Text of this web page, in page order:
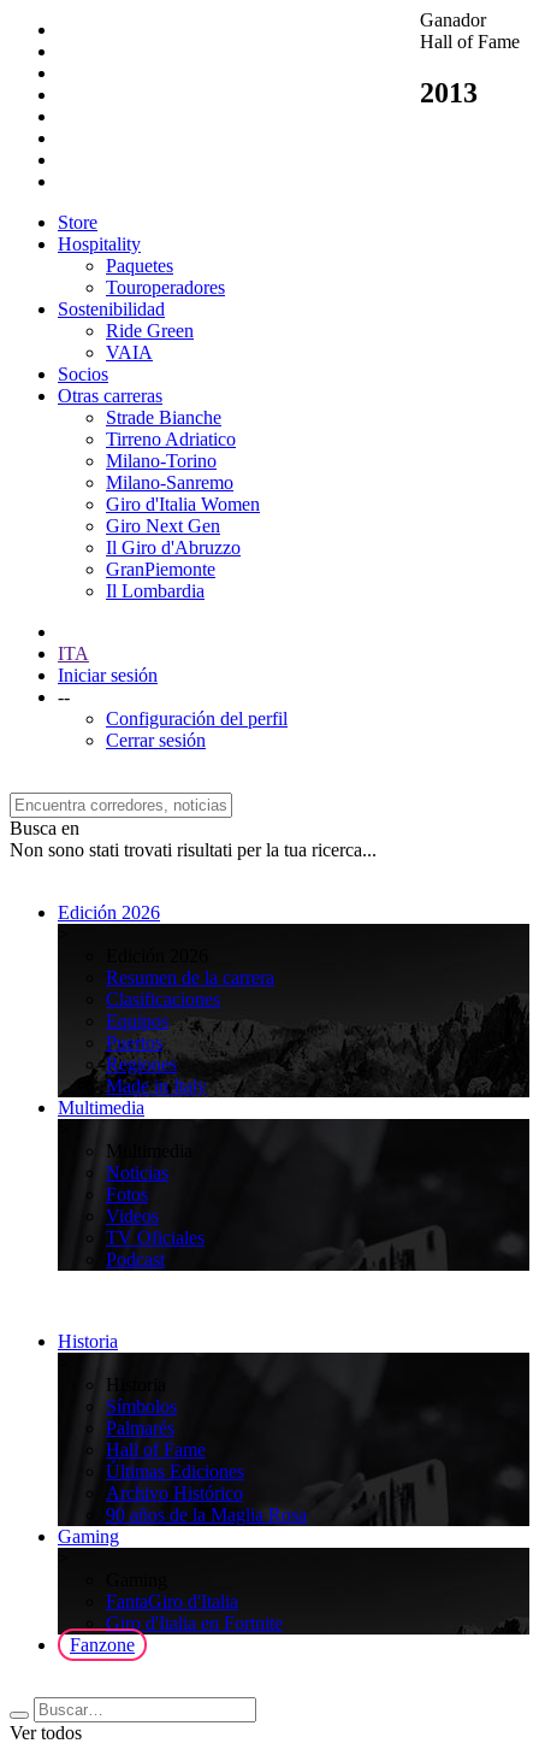
Store
Hospitality
Paquetes
Touroperadores
Sostenibilidad
Ride Green
VAIA
Socios
Otras carreras
Strade Bianche
Tirreno Adriatico
Milano-Torino
Milano-Sanremo
Giro d'Italia Women
Giro Next Gen
Il Giro d'Abruzzo
GranPiemonte
Il Lombardia
ITA
Iniciar sesión
--
Configuración del perfil
Cerrar sesión
Busca en
Non sono stati trovati risultati per la tua ricerca...
Edición 2026
Resumen de la carrera
Clasificaciones
Equipos
Puertos
Regiones
Made in Italy
Multimedia
Multimedia
Noticias
Fotos
Videos
TV Oficiales
Podcast
Historia
Historia
Símbolos
Palmarés
Hall of Fame
Últimas Ediciones
Archivo Histórico
90 años de la Maglia Rosa
Gaming
FantaGiro d'Italia
Giro d'Italia en Fortnite
Fanzone
Ver todos
Ganador
Hall of Fame
2013